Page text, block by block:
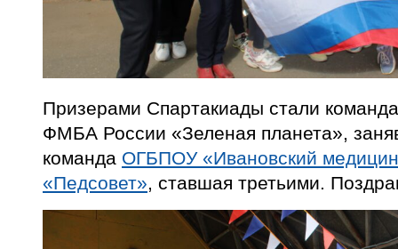
Призерами Спартакиады стали
ФМБА России «Зеленая планета»,
команда ОГБПОУ «Ивановский
«Педсовет», ставшая третьими.